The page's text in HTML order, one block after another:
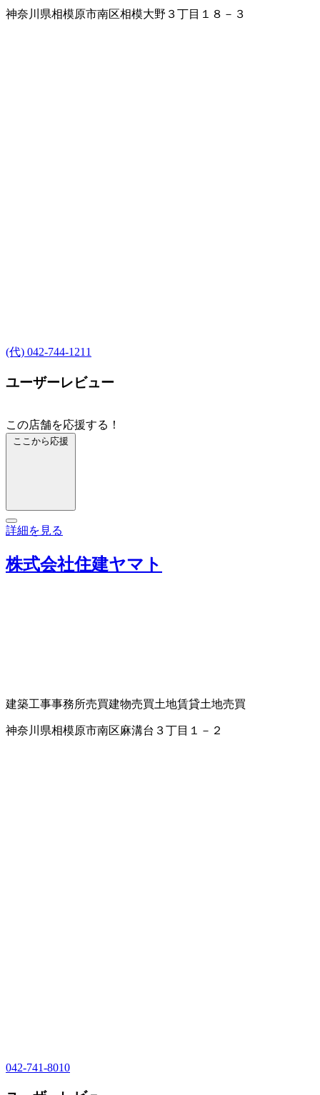
神奈川県相模原市南区相模大野３丁目１８－３
(代) 042-744-1211
ユーザーレビュー
この店舗を応援する！
ここから応援
詳細を見る
株式会社住建ヤマト
建築工事事務所売買建物売買土地賃貸土地売買
神奈川県相模原市南区麻溝台３丁目１－２
042-741-8010